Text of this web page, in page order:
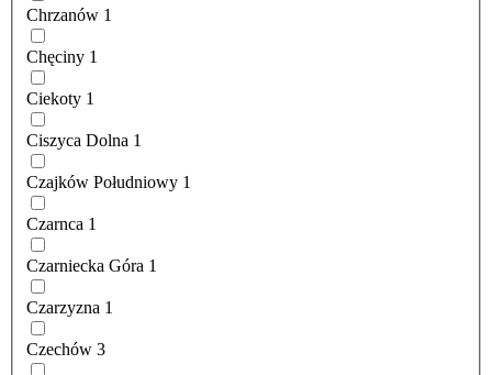
Chrzanów 1
Chęciny 1
Ciekoty 1
Ciszyca Dolna 1
Czajków Południowy 1
Czarnca 1
Czarniecka Góra 1
Czarzyzna 1
Czechów 3